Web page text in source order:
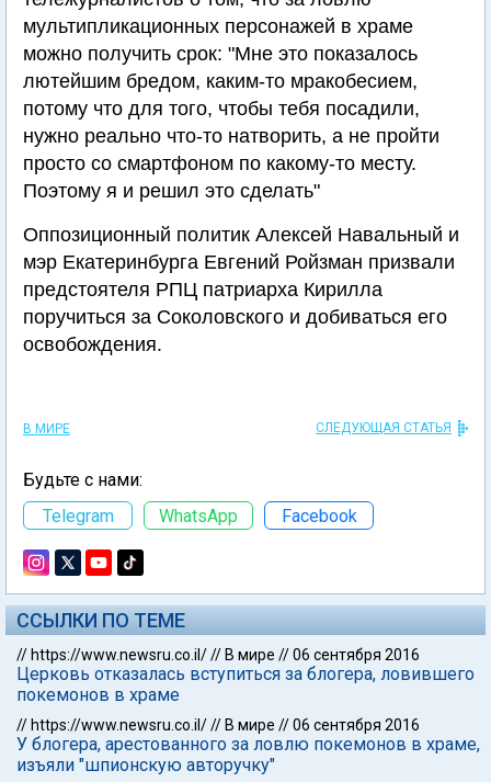
мультипликационных персонажей в храме
можно получить срок: "Мне это показалось
лютейшим бредом, каким-то мракобесием,
потому что для того, чтобы тебя посадили,
нужно реально что-то натворить, а не пройти
просто со смартфоном по какому-то месту.
Поэтому я и решил это сделать"
Оппозиционный политик Алексей Навальный и
мэр Екатеринбурга Евгений Ройзман призвали
предстоятеля РПЦ патриарха Кирилла
поручиться за Соколовского и добиваться его
освобождения.
В МИРЕ СЛЕДУЮЩАЯ СТАТЬЯ
Будьте с нами:
Telegram
WhatsApp Facebook
ССЫЛКИ ПО ТЕМЕ
// https://www.newsru.co.il/// В мире //06 сентября 2016
Церковь отказалась вступиться за блогера, ловившего
покемонов в храме
// https://www.newsru.co.il/// В мире //06 сентября 2016
У блогера, арестованного за ловлю покемонов в храме,
изъяли "шпионскую авторучку"